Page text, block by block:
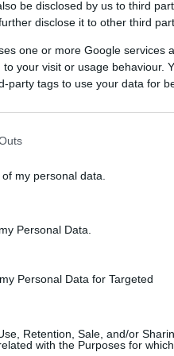
be disclosed by us to third
disclose it to other third
one or more Google services
your visit or usage behaviour.
party tags to use your data for
my personal data.
Personal Data.
Personal Data for Targeted
Retention, Sale, and/or
with the Purposes for
net: Chrome; 1024x768
url:sweetly-naty
>>>leer más información
Declaración
kapcsolatban sem áll Natyval, a
Minden írás kizárólagos szerzője az